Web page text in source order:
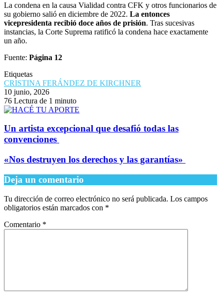
La condena en la causa Vialidad contra CFK y otros funcionarios de
su gobierno salió en diciembre de 2022. La entonces
vicepresidenta recibió doce años de prisión. Tras sucesivas
instancias, la Corte Suprema ratificó la condena hace exactamente
un año.
Fuente: Página 12
Etiquetas
CRISTINA FERÁNDEZ DE KIRCHNER
10 junio, 2026
76 Lectura de 1 minuto
​Un artista excepcional que desafió todas las
convenciones
​«Nos destruyen los derechos y las garantías»
Deja un comentario
Tu dirección de correo electrónico no será publicada. Los campos
obligatorios están marcados con *
Comentario *